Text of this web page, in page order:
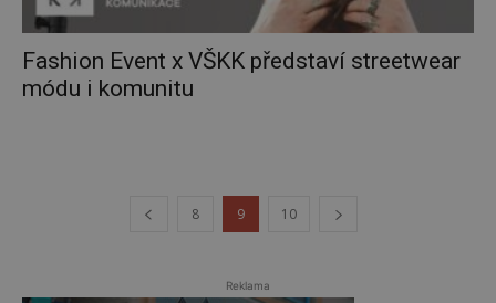
Fashion Event x VŠKK představí streetwear
módu i komunitu
8 9 10
Reklama